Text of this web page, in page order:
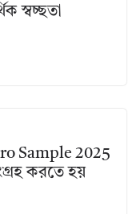
স্বচ্ছতা
Sample 2025
করতে হয়